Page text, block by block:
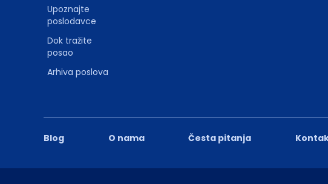
Blog O nama Česta pitanja
Upoznajte
poslodavce
Dok tražite
posao
Arhiva poslova